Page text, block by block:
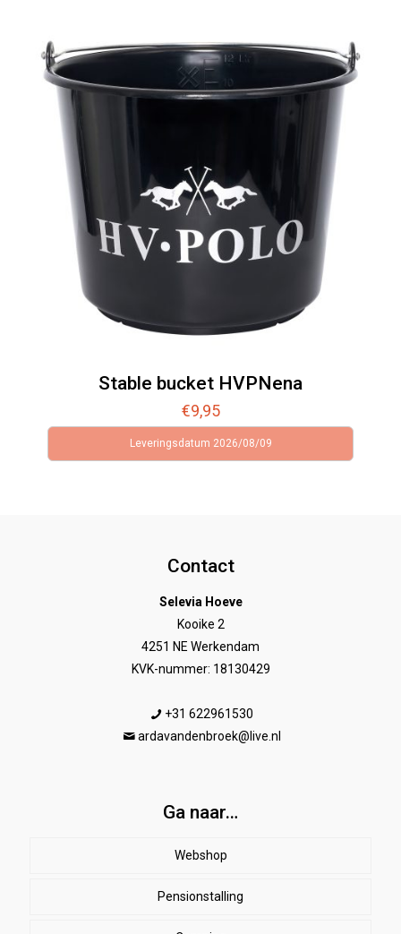
Stable bucket HVPNena
€9,95
Leveringsdatum 2026/08/09
Contact
Selevia Hoeve
Kooike 2
4251 NE Werkendam
KVK-nummer: 18130429
+31 622961530
ardavandenbroek@live.nl
Ga naar…
Webshop
Paard
Pensionstalling